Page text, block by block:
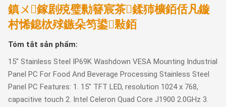
鎮ㄨ鎵剧殑璧勬簮宸茶鍒犻櫎銆佸凡鏇
村悕鎴栨殏鏃朵笉鍙敤銆
Tóm tắt sản phẩm:
15" Stainless Steel IP69K Washdown VESA Mounting Industrial
Panel PC For Food And Beverage Processing Stainless Steel
Panel PC Features: 1. 15" TFT LED, resolution 1024 x 768,
capacitive touch 2. Intel Celeron Quad Core J1900 2.0GHz 3.